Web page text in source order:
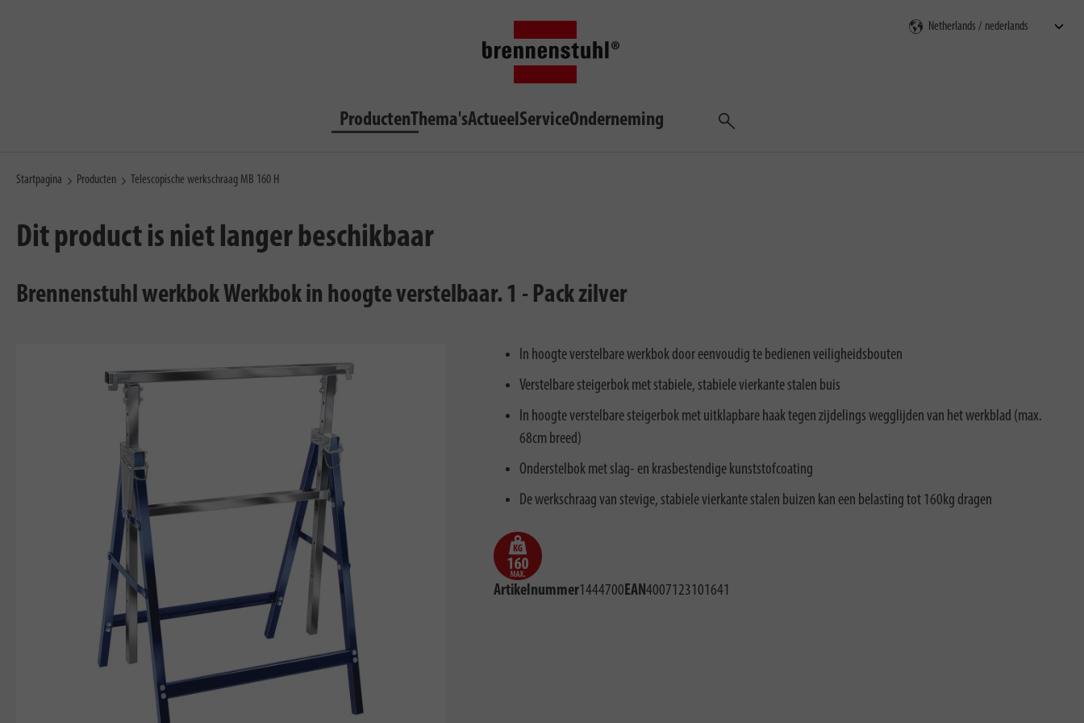
ProductenThema'sActueelServiceOnderneming
Zoeken
Startpagina Producten Telescopische werkschraag MB 160 H
Dit product is niet langer beschikbaar
Brennenstuhl werkbok Werkbok in hoogte verstelbaar. 1 - Pack zilver
In hoogte verstelbare werkbok door eenvoudig te bedienen veiligheidsbouten
Verstelbare steigerbok met stabiele, stabiele vierkante stalen buis
In hoogte verstelbare steigerbok met uitklapbare haak tegen zijdelings wegglijden van het werkblad (max.
68cm breed)
Onderstelbok met slag- en krasbestendige kunststofcoating
De werkschraag van stevige, stabiele vierkante stalen buizen kan een belasting tot 160kg dragen
Artikelnummer1444700EAN4007123101641